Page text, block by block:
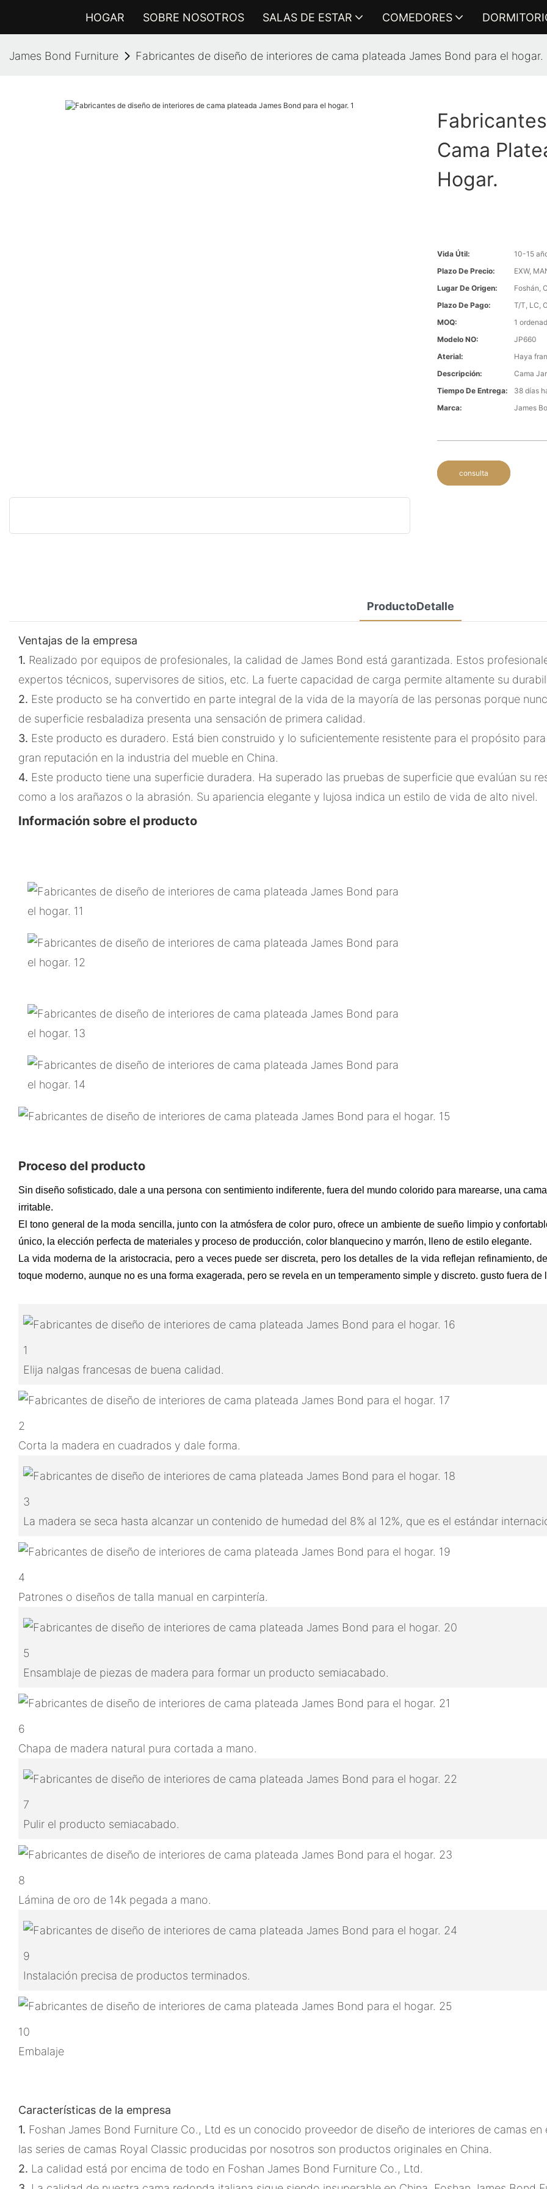
HOGAR SOBRE NOSOTROS SALAS DE ESTAR COMEDORES
James Bond Furniture Fabricantes de diseño de interiores de cama plateada James Bond para el hogar.
Cama
Hogar.
Vida Útil:
10-15
Plazo De Precio:
EXW,
Lugar De Origen:
Foshán,
Plazo De Pago:
T/T, LC,
MOQ:
1
Modelo NO:
JP660
Aterial:
Haya
Descripción:
Cama
Tiempo De Entrega:
38 días
Marca:
James
consulta
ProductoDetalle
Ventajas de la empresa
1. Realizado por equipos de profesionales, la calidad de James Bond está garantizada. Estos
expertos técnicos, supervisores de sitios, etc. La fuerte capacidad de carga permite altamente su
2. Este producto se ha convertido en parte integral de la vida de la mayoría de las personas porque
de superficie resbaladiza presenta una sensación de primera calidad.
3. Este producto es duradero. Está bien construido y lo suficientemente resistente para el propósito
gran reputación en la industria del mueble en China.
4. Este producto tiene una superficie duradera. Ha superado las pruebas de superficie que evalúan su
como a los arañazos o la abrasión. Su apariencia elegante y lujosa indica un estilo de vida de alto nivel.
Información sobre el producto
Proceso del producto
Sin diseño sofisticado, dale a una persona con sentimiento indiferente, fuera del mundo colorido para marearse, una
irritable.
El tono general de la moda sencilla, junto con la atmósfera de color puro, ofrece un ambiente de sueño limpio y
único, la elección perfecta de materiales y proceso de producción, color blanquecino y marrón, lleno de estilo elegante.
La vida moderna de la aristocracia, pero a veces puede ser discreta, pero los detalles de la vida reflejan refinamiento,
toque moderno, aunque no es una forma exagerada, pero se revela en un temperamento simple y discreto. gusto fuera
1
Elija nalgas francesas de buena calidad.
2
Corta la madera en cuadrados y dale forma.
3
La madera se seca hasta alcanzar un contenido de humedad del 8% al 12%, que es el estándar
4
Patrones o diseños de talla manual en carpintería.
5
Ensamblaje de piezas de madera para formar un producto semiacabado.
6
Chapa de madera natural pura cortada a mano.
7
Pulir el producto semiacabado.
8
Lámina de oro de 14k pegada a mano.
9
Instalación precisa de productos terminados.
10
Embalaje
Características de la empresa
1. Foshan James Bond Furniture Co., Ltd es un conocido proveedor de diseño de interiores de camas
las series de camas Royal Classic producidas por nosotros son productos originales en China.
2. La calidad está por encima de todo en Foshan James Bond Furniture Co., Ltd.